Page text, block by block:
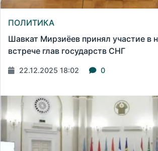
ПОЛИТИКА
Шавкат Мирзиёев принял участие в
встрече глав государств СНГ
22.12.2025 18:02 0